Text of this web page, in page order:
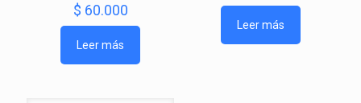
$ 60.000
Leer más
Leer más